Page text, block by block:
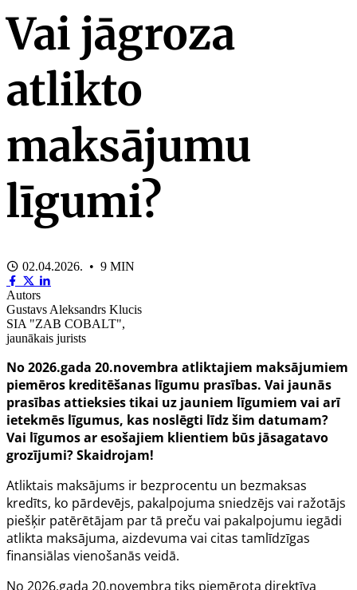
Vai jāgroza
atlikto
maksājumu
līgumi?
02.04.2026. • 9 MIN
Autors
Gustavs Aleksandrs Klucis
SIA "ZAB COBALT",
jaunākais jurists
No 2026.gada 20.novembra atliktajiem maksājumiem
piemēros kreditēšanas līgumu prasības. Vai jaunās
prasības attieksies tikai uz jauniem līgumiem vai arī
ietekmēs līgumus, kas noslēgti līdz šim datumam?
Vai līgumos ar esošajiem klientiem būs jāsagatavo
grozījumi? Skaidrojam!
Atliktais maksājums ir bezprocentu un bezmaksas
kredīts, ko pārdevējs, pakalpojuma sniedzējs vai ražotājs
piešķir patērētājam par tā preču vai pakalpojumu iegādi
atlikta maksājuma, aizdevuma vai citas tamlīdzīgas
finansiālas vienošanās veidā.
No 2026.gada 20.novembra tiks piemērota direktīva